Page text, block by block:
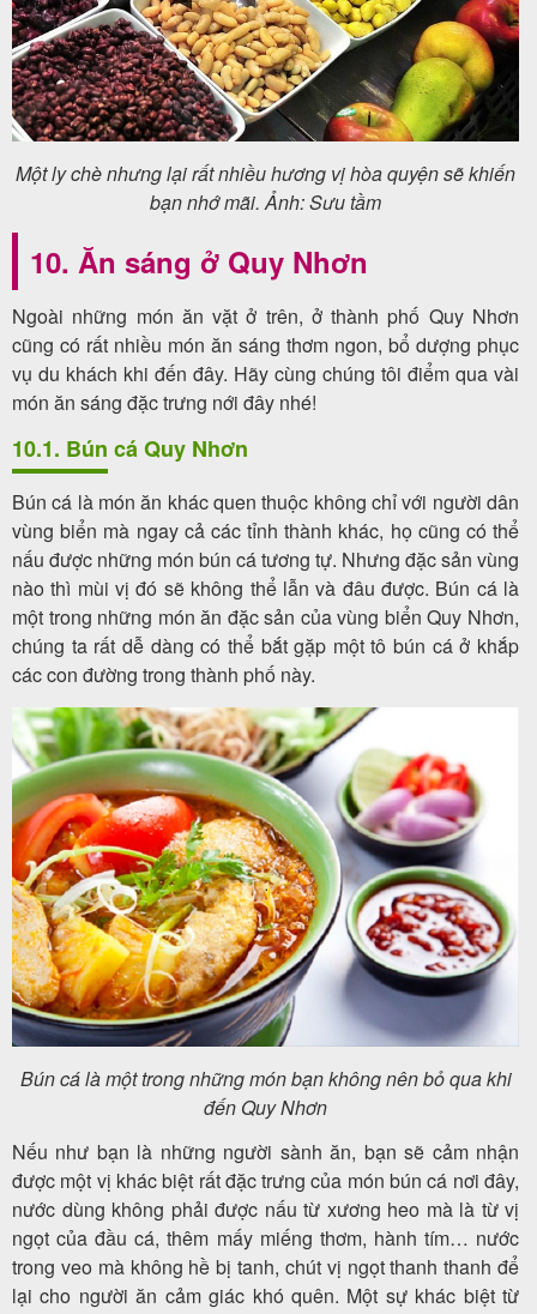
Một ly chè nhưng lại rất nhiều hương vị hòa quyện sẽ khiến
bạn nhớ mãi. Ảnh: Sưu tầm
10. Ăn sáng ở Quy Nhơn
Ngoài những món ăn vặt ở trên, ở thành phố Quy Nhơn
cũng có rất nhiều món ăn sáng thơm ngon, bổ dượng phục
vụ du khách khi đến đây. Hãy cùng chúng tôi điểm qua vài
món ăn sáng đặc trưng nới đây nhé!
10.1. Bún cá Quy Nhơn
Bún cá là món ăn khác quen thuộc không chỉ với người dân
vùng biển mà ngay cả các tỉnh thành khác, họ cũng có thể
nấu được những món bún cá tương tự. Nhưng đặc sản vùng
nào thì mùi vị đó sẽ không thể lẫn và đâu được. Bún cá là
một trong những món ăn đặc sản của vùng biển Quy Nhơn,
chúng ta rất dễ dàng có thể bắt gặp một tô bún cá ở khắp
các con đường trong thành phố này.
Bún cá là một trong những món bạn không nên bỏ qua khi
đến Quy Nhơn
Nếu như bạn là những người sành ăn, bạn sẽ cảm nhận
được một vị khác biệt rất đặc trưng của món bún cá nơi đây,
nước dùng không phải được nấu từ xương heo mà là từ vị
ngọt của đầu cá, thêm mấy miếng thơm, hành tím… nước
trong veo mà không hề bị tanh, chút vị ngọt thanh thanh để
lại cho người ăn cảm giác khó quên. Một sự khác biệt từ